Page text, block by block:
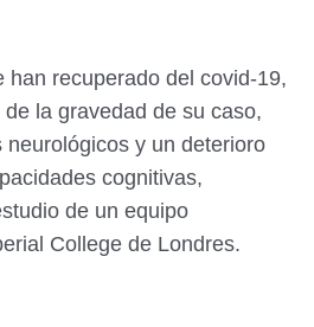
han recuperado del covid-19,
la gravedad de su caso,
y un deterioro
cognitivas,
de un equipo
College de Londres.